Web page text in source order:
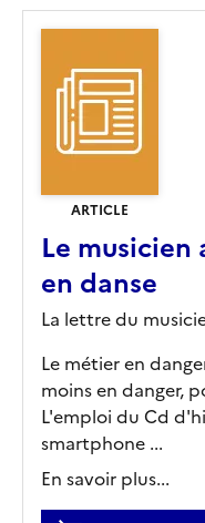
ARTICLE
Le
en danse
La lettre du
Le métier en
moins en danger,
L'emploi du Cd
smartphone ...
En savoir plus...